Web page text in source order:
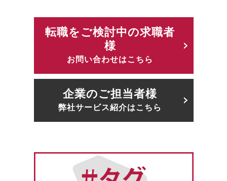
転職をご検討中の求職者
様
お問い合わせはこちら
企業のご担当者様
弊社サービス紹介はこちら